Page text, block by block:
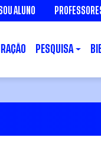
ALUNO
PESQUISA